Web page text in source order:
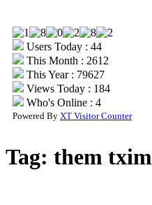
Users Today : 44
This Month : 2612
This Year : 79627
Views Today : 184
Who's Online : 4
Powered By XT Visitor Counter
Tag: them txim